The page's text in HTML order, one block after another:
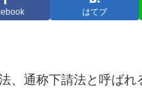
はてブ
、通称下請法と呼ばれ